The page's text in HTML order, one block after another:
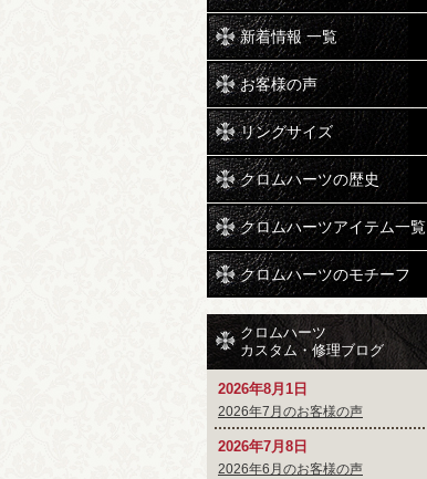
新着情報 一覧
お客様の声
リングサイズ
クロムハーツの歴史
クロムハーツアイテム一覧
クロムハーツのモチーフ
クロムハーツ
カスタム・修理ブログ
2026年8月1日
2026年7月のお客様の声
2026年7月8日
2026年6月のお客様の声